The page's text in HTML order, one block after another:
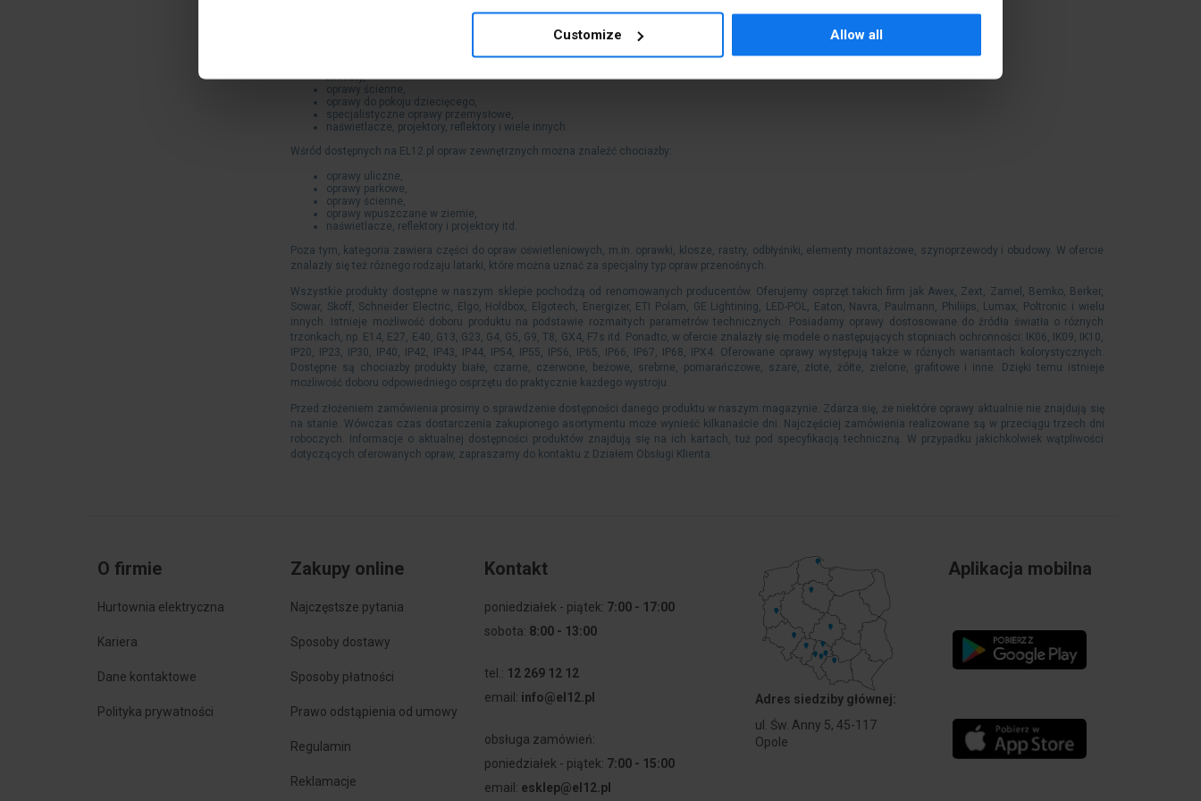
Customize Allow all
oprawy przystosowane do oświetlenia miejsca pracy,
kinkiety,
oprawy ścienne,
oprawy do pokoju dziecięcego,
specjalistyczne oprawy przemysłowe,
naświetlacze, projektory, reflektory i wiele innych.
Wśród dostępnych na EL12.pl opraw zewnętrznych można znaleźć chociażby:
oprawy uliczne,
oprawy parkowe,
oprawy ścienne,
oprawy wpuszczane w ziemie,
naświetlacze, reflektory i projektory itd.
Poza tym, kategoria zawiera części do opraw oświetleniowych, m.in. oprawki, klosze, rastry, odbłyśniki, elementy montażowe, szynoprzewody i obudowy. W ofercie
znalazły się też różnego rodzaju latarki, które można uznać za specjalny typ opraw przenośnych.
Wszystkie produkty dostępne w naszym sklepie pochodzą od renomowanych producentów. Oferujemy osprzęt takich firm jak Awex, Zext, Zamel, Bemko, Berker,
Sowar, Skoff, Schneider Electric, Elgo, Holdbox, Elgotech, Energizer, ETI Polam, GE Lightining, LED-POL, Eaton, Navra, Paulmann, Philiips, Lumax, Poltronic i wielu
innych. Istnieje możliwość doboru produktu na podstawie rozmaitych parametrów technicznych. Posiadamy oprawy dostosowane do źródła światła o różnych
trzonkach, np. E14, E27, E40, G13, G23, G4, G5, G9, T8, GX4, F7s itd. Ponadto, w ofercie znalazły się modele o następujących stopniach ochronności: IK06, IK09, IK10,
IP20, IP23, IP30, IP40, IP42, IP43, IP44, IP54, IP55, IP56, IP65, IP66, IP67, IP68, IPX4. Oferowane oprawy występują także w różnych wariantach kolorystycznych.
Dostępne są chociażby produkty białe, czarne, czerwone, beżowe, srebrne, pomarańczowe, szare, złote, żółte, zielone, grafitowe i inne. Dzięki temu istnieje
możliwość doboru odpowiedniego osprzętu do praktycznie każdego wystroju.
Przed złożeniem zamówienia prosimy o sprawdzenie dostępności danego produktu w naszym magazynie. Zdarza się, że niektóre oprawy aktualnie nie znajdują się
na stanie. Wówczas czas dostarczenia zakupionego asortymentu może wynieść kilkanaście dni. Najczęściej zamówienia realizowane są w przeciągu trzech dni
roboczych. Informacje o aktualnej dostępności produktów znajdują się na ich kartach, tuż pod specyfikacją techniczną. W przypadku jakichkolwiek wątpliwości
dotyczących oferowanych opraw, zapraszamy do kontaktu z Działem Obsługi Klienta.
O firmie
Hurtownia elektryczna
Kariera
Dane kontaktowe
Polityka prywatności
Zakupy online
Najczęstsze pytania
Sposoby dostawy
Sposoby płatności
Prawo odstąpienia od umowy
Regulamin
Reklamacje
Kontakt
poniedziałek - piątek: 7:00 - 17:00
sobota: 8:00 - 13:00
tel.: 12 269 12 12
email: info@el12.pl
obsługa zamówień:
poniedziałek - piątek: 7:00 - 15:00
email: esklep@el12.pl
Adres siedziby głównej:
ul. Św. Anny 5, 45-117
Opole
Aplikacja mobilna